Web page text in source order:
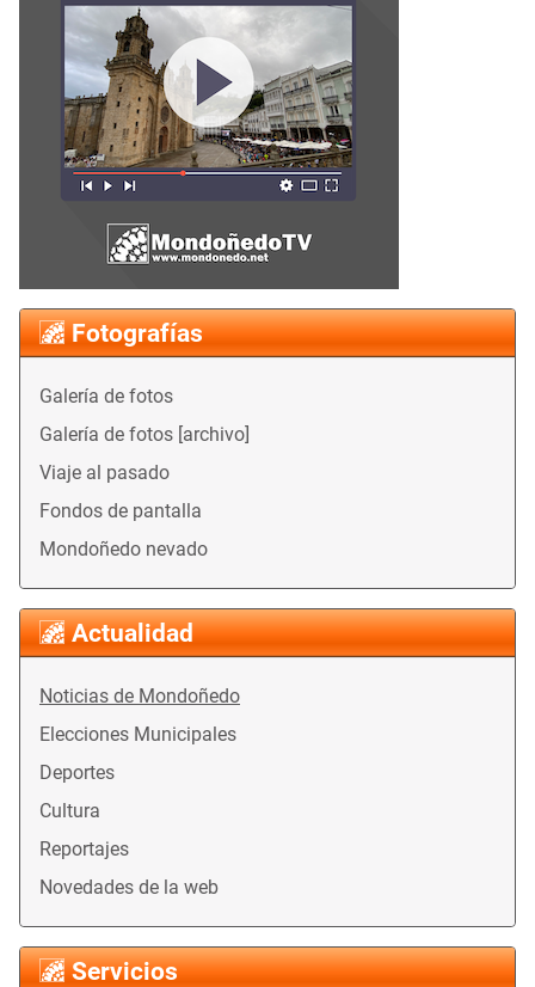
Fotografías
Galería de fotos
Galería de fotos [archivo]
Viaje al pasado
Fondos de pantalla
Mondoñedo nevado
Actualidad
Noticias de Mondoñedo
Elecciones Municipales
Deportes
Cultura
Reportajes
Novedades de la web
Servicios